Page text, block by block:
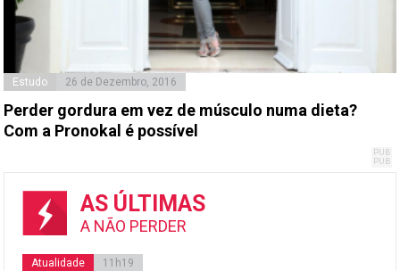
Estudo 26 de Dezembro, 2016
Perder gordura em vez de músculo numa dieta?
Com a Pronokal é possível
AS ÚLTIMAS
A NÃO PERDER
Atualidade 11h19